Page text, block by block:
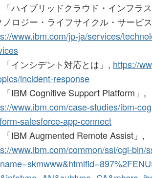
ハイブリッドクラウド・インフラ
ノロジー・ライフサイクル・サービ
www.ibm.com/jp-ja/services/
インシデント対応とは」, https://
incident-response
IBM Cognitive Support Platform」,
www.ibm.com/case-studies/ibm-
salesforce-app-connect
IBM Augmented Remote Assist」,
www.ibm.com/common/ssi/cgi-bin/